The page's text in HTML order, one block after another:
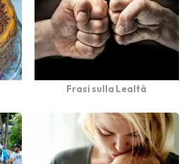
Frasi sulla Lealtà